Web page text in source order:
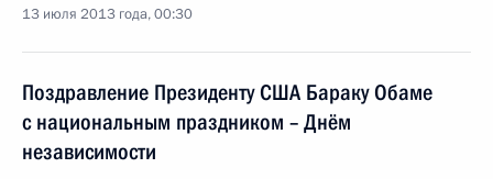
13 июля 2013 года, 00:30
Поздравление Президенту США Бараку Обаме
с национальным праздником – Днём
независимости